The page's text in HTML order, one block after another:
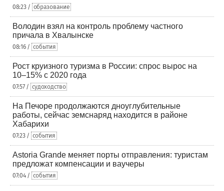
08:23 / образование
Володин взял на контроль проблему частного
причала в Хвалынске
08:16 / события
Рост круизного туризма в России: спрос вырос на
10–15% с 2020 года
07:57 / судоходство
На Печоре продолжаются дноуглубительные
работы, сейчас земснаряд находится в районе
Хабарихи
07:23 / события
Astoria Grande меняет порты отправления: туристам
предложат компенсации и ваучеры
07:04 / события